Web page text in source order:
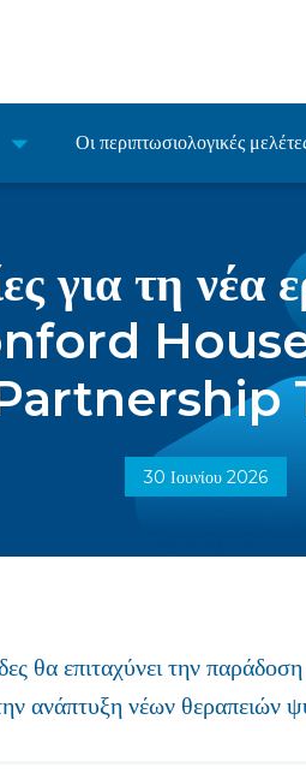
Οι περιπτωσιολογικές
για τη νέα
30 Ιουνίου 2026
θα επιταχύνει την
ανάπτυξη νέων θεραπειών